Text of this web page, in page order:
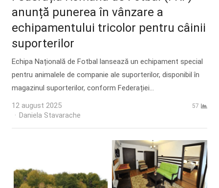
anunță punerea în vânzare a
echipamentului tricolor pentru câinii
suporterilor
Echipa Națională de Fotbal lansează un echipament special
pentru animalele de companie ale suporterilor, disponibil în
magazinul suporterilor, conform Federației…
12 august 2025
Author
Daniela Stavarache
57